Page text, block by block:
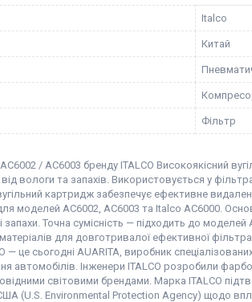
Italco
Китай
Фільтр
/ AC6003 бренду ITALCO Високоякісний
вологи та запахів. Використовується у
картридж забезпечує ефективне
моделей AC6002, AC6003 та Italco AC6000.
Точна сумісність — підходить до
для довготривалої ефективної
— це сьогодні AUARITA, виробник
автомобілів. Інженери ITALCO розробили
світовими брендами. Марка ITALCO
(U.S. Environmental Protection Agency) щодо